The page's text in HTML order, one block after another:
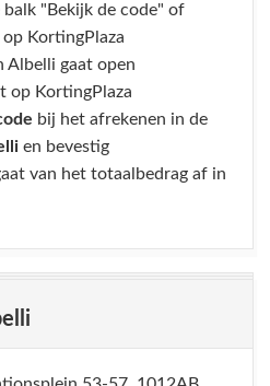
"Bekijk de code" of
KortingPlaza
Albelli gaat open
op KortingPlaza
bij het afrekenen in de
en bevestig
van het totaalbedrag af in